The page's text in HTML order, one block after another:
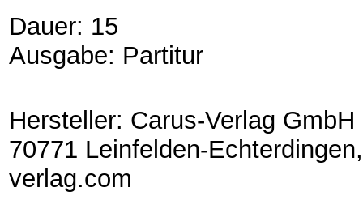
Dauer: 15
Ausgabe: Partitur
Hersteller: Carus-Verlag
70771 Leinfelden-
verlag.com